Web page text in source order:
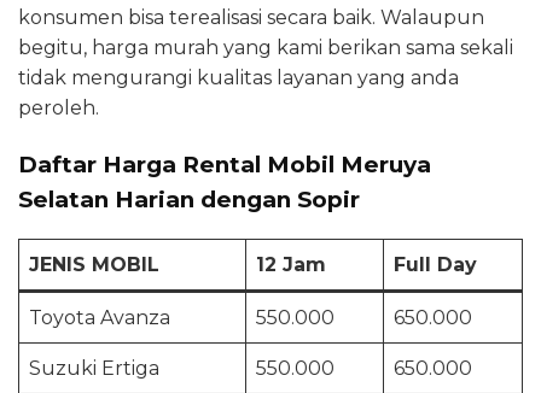
konsumen bisa terealisasi secara baik. Walaupun
begitu, harga murah yang kami berikan sama sekali
tidak mengurangi kualitas layanan yang anda
peroleh.
Daftar Harga Rental Mobil Meruya
Selatan Harian dengan Sopir
JENIS MOBIL 12 Jam Full Day
Toyota Avanza 550.000 650.000
Suzuki Ertiga 550.000 650.000